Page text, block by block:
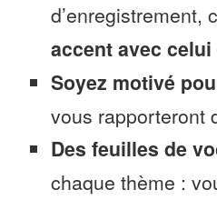
d’enregistrement,
accent avec
Soyez motivé
vous rapporteront
Des feuilles de
chaque thème :